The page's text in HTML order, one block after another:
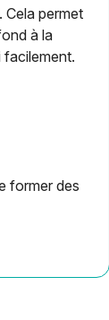
Cela permet
à la
facilement.
former des